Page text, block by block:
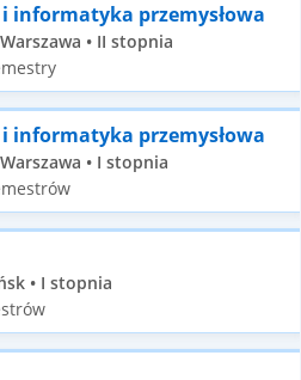
przemysłowa
• II stopnia
przemysłowa
• I stopnia
• I stopnia